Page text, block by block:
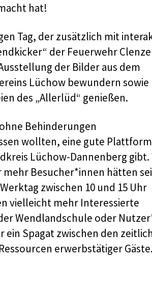
hat!
Tag, der zusätzlich mit
der Feuerwehr
der Bilder aus dem
Lüchow bewundern sowie
des „Allerlüd“ genießen.
Behinderungen
wollten, eine gute
Lüchow-Dannenberg gibt.
mehr Besucher*innen hätten
zwischen 10 und 15 Uhr
vielleicht mehr Interessierte
Wendlandschule oder
Spagat zwischen den
erwerbstätiger